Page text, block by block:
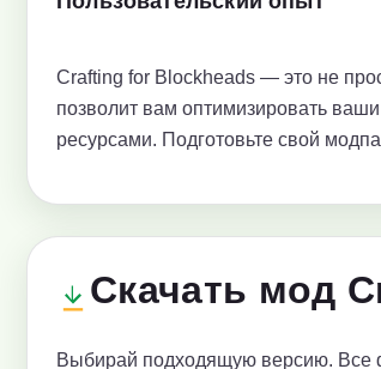
Crafting for Blockheads — это не
позволит вам оптимизировать
ресурсами. Подготовьте свой
Скачать мод
Выбирай подходящую версию. Все